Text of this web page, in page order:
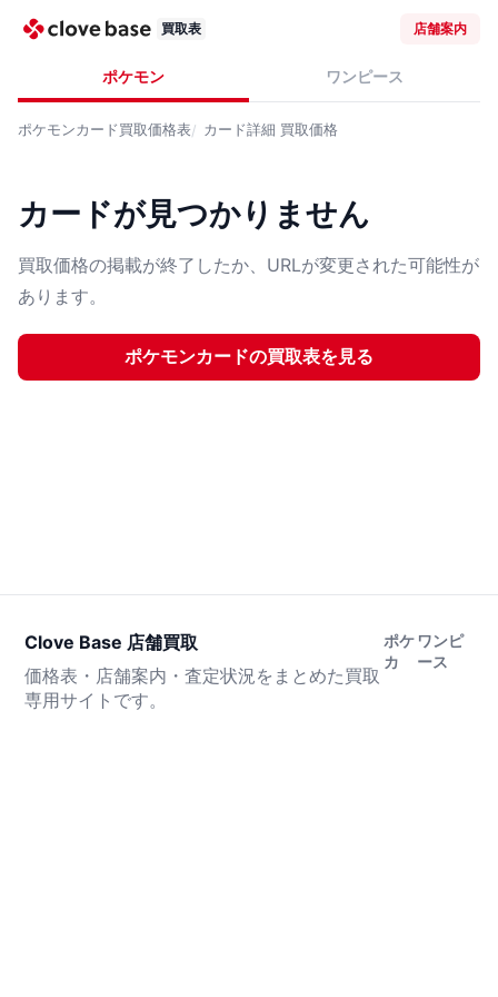
買取表 店舗案内
ポケモン ワンピース
ポケモンカード買取価格表 カード詳細 買取価格
カードが見つかりません
買取価格の掲載が終了したか、URLが変更された可能性が
あります。
ポケモンカードの買取表を見る
Clove Base 店舗買取
価格表・店舗案内・査定状況をまとめた買取
専用サイトです。
ポケ
カ
ワンピ
ース